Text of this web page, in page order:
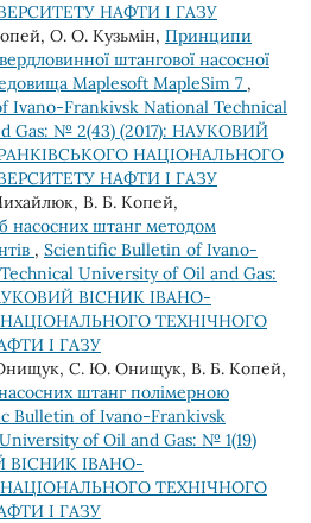
НАФТИ І ГАЗУ
О. О. Кузьмін, Принципи
штангової насосної
Maplesoft MapleSim 7 ,
Ivano-Frankivsk National Technical
Gas: № 2(43) (2017): НАУКОВИЙ
НАЦІОНАЛЬНОГО
НАФТИ І ГАЗУ
В. Б. Копей,
насосних штанг методом
, Scientific Bulletin of Ivano-
University of Oil and Gas:
ВІСНИК ІВАНО-
ТЕХНІЧНОГО
І ГАЗУ
С. Ю. Онищук, В. Б. Копей,
штанг полімерною
Bulletin of Ivano-Frankivsk
of Oil and Gas: № 1(19)
ВІСНИК ІВАНО-
ТЕХНІЧНОГО
І ГАЗУ